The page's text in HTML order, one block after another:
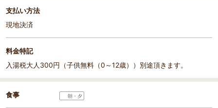
支払い方法
現地決済
料金特記
入湯税大人300円（子供無料（0～12歳））別途頂きます。
食事 朝・夕